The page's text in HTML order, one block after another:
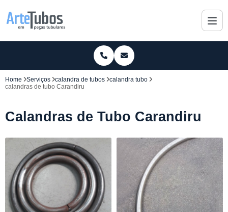
Home Serviços calandra de tubos
calandra tubo
calandras de tubo Carandiru
Calandras de Tubo Carandiru